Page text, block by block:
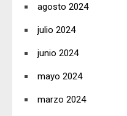
agosto 2024
julio 2024
junio 2024
mayo 2024
marzo 2024